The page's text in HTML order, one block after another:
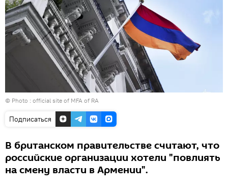
© Photo : official site of MFA of RA
Подписаться
В британском правительстве считают, что
российские организации хотели "повлиять
на смену власти в Армении".